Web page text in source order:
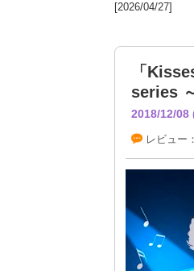
[2026/04/27]
「
series
2018/12/08
レビュー